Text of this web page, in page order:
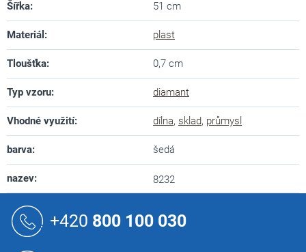
Šířka: 51 cm
Materiál : plast
Tloušťka: 0,7 cm
Typ vzoru: diamant
Vhodné využití: dílna, sklad, průmysl
barva: šedá
nazev: 8232
+420 800 100 030